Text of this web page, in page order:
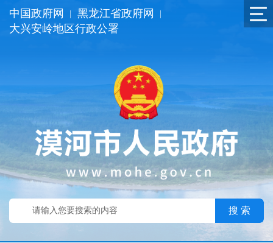
中国政府网 黑龙江省政府网
大兴安岭地区行政公署
搜 索